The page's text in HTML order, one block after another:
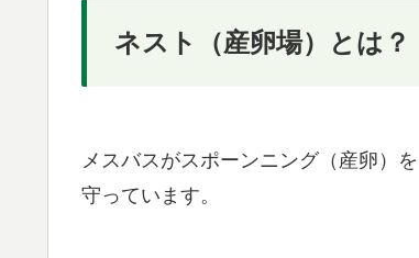
ネスト（産卵場）とは？
メスバスがスポーンニング（産卵）
守っています。